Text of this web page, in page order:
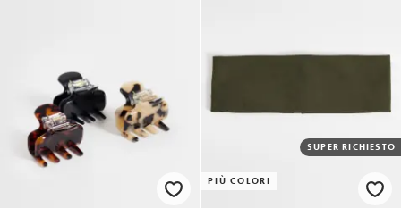
PIÙ COLORI
SUPER RICHIESTO